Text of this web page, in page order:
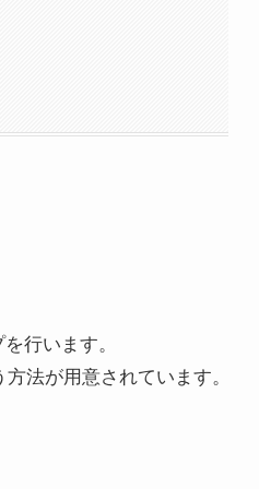
行います。
法が用意されています。